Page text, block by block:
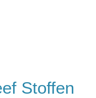
Stoffen